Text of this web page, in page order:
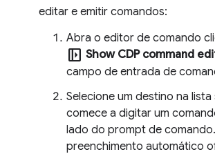
editar e emitir comandos:
Abra o editor de comando
left_panel_open Show CDP command
campo de entrada de
Selecione um destino na
comece a digitar um
lado do prompt de
preenchimento automático